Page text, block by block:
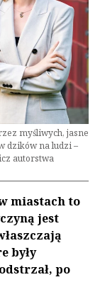
myśliwych, jasne
dzików na ludzi –
autorstwa
miastach to
jest
były
po